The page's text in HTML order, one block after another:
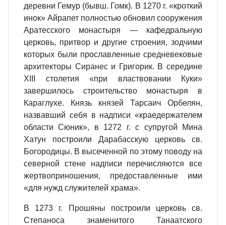
деревни Гемур (бывш. Гомк). В 1270 г. «кроткий
инок» Айрапет полностью обновил сооружения
Аратесского монастыря — кафедральную
церковь, притвор и другие строения, зодчими
которых были прославленные средневековые
архитекторы Сиранес и Григорик. В середине
XIII столетия «при властвовании Куки»
завершилось строительство монастыря в
Караглухе. Князь князей Тарсаич Орбелян,
назвавший себя в надписи «краедержателем
области Сюник», в 1272 г. с супругой Мина
Хатун построили Дарабасскую церковь св.
Богородицы. В высеченной по этому поводу на
северной стене надписи перечисляются все
жертвоприношения, предоставленные ими
«для нужд служителей храма».
В 1273 г. Прошяны построили церковь св.
Степаноса знаменитого Танаатского